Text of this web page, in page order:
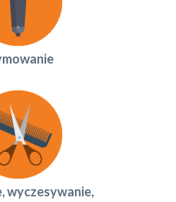
wyczesywanie,